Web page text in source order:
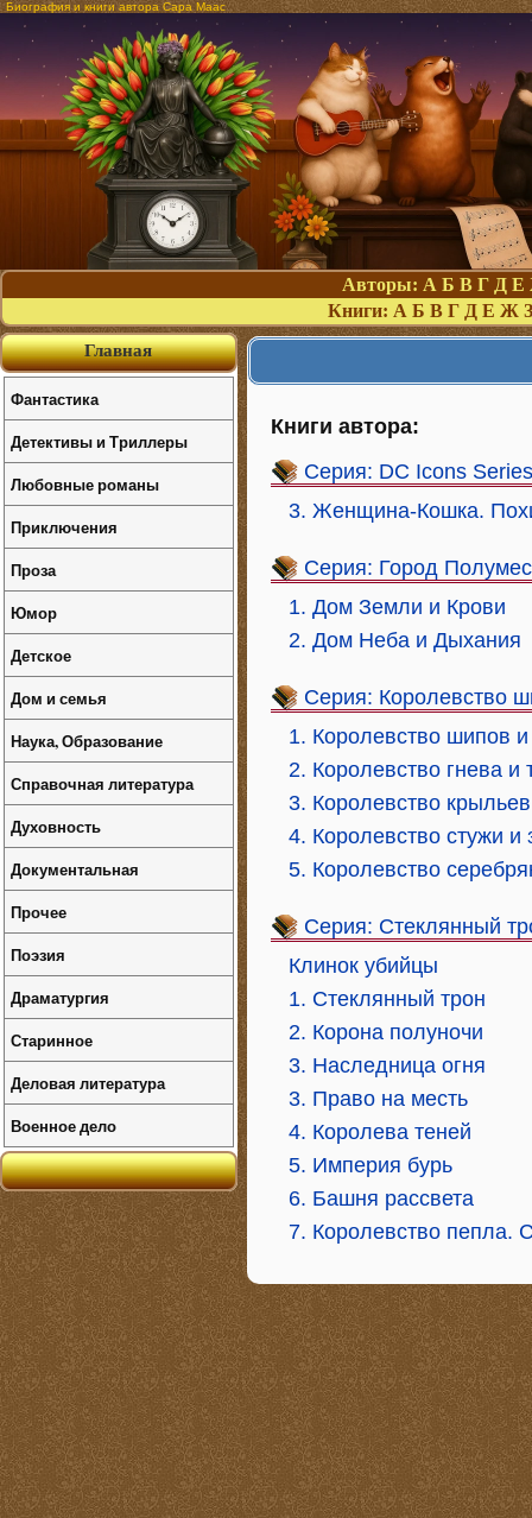
Биография и книги автора Сара Маас
Авторы: А Б В Г Д Е
Книги: А Б В Г Д Е Ж З
Книги автора:
Серия: DC Icons Series
3. Женщина-Кошка.
Серия: Город
1. Дом Земли и Крови
2. Дом Неба и Дыхания
Серия: Королевство
1. Королевство шипов и
2. Королевство гнева и
3. Королевство
4. Королевство стужи и
5. Королевство
Серия: Стеклянный
Клинок убийцы
1. Стеклянный трон
2. Корона полуночи
3. Наследница огня
3. Право на месть
4. Королева теней
5. Империя бурь
6. Башня рассвета
7. Королевство пепла.
Главная
Фантастика
Детективы и Триллеры
Любовные романы
Приключения
Проза
Юмор
Детское
Дом и семья
Наука, Образование
Справочная литература
Духовность
Документальная
Прочее
Поэзия
Драматургия
Старинное
Деловая литература
Военное дело